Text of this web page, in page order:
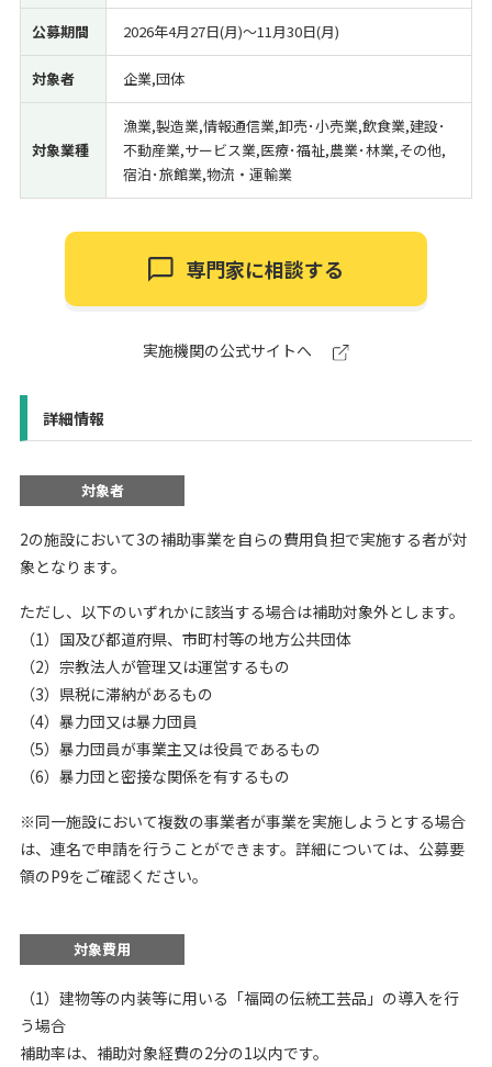
公募期間 2026年4月27日(月)〜11月30日(月)
対象者 企業,団体
対象業種
漁業,製造業,情報通信業,卸売･小売業,飲食業,建設･
不動産業,サービス業,医療･福祉,農業･林業,その他,
宿泊･旅館業,物流・運輸業
専門家に相談する
実施機関の公式サイトへ
詳細情報
対象者
2の施設において3の補助事業を自らの費用負担で実施する者が対
象となります。
ただし、以下のいずれかに該当する場合は補助対象外とします。
（1）国及び都道府県、市町村等の地方公共団体
（2）宗教法人が管理又は運営するもの
（3）県税に滞納があるもの
（4）暴力団又は暴力団員
（5）暴力団員が事業主又は役員であるもの
（6）暴力団と密接な関係を有するもの
※同一施設において複数の事業者が事業を実施しようとする場合
は、連名で申請を行うことができます。詳細については、公募要
領のP9をご確認ください。
対象費用
​（1）建物等の内装等に用いる「福岡の伝統工芸品」の導入を行
う場合
補助率は、補助対象経費の2分の1以内です。